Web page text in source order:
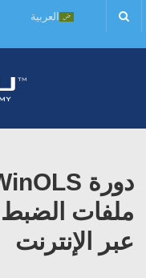
العربية
ملفات الضبط
عبر الإنترنت